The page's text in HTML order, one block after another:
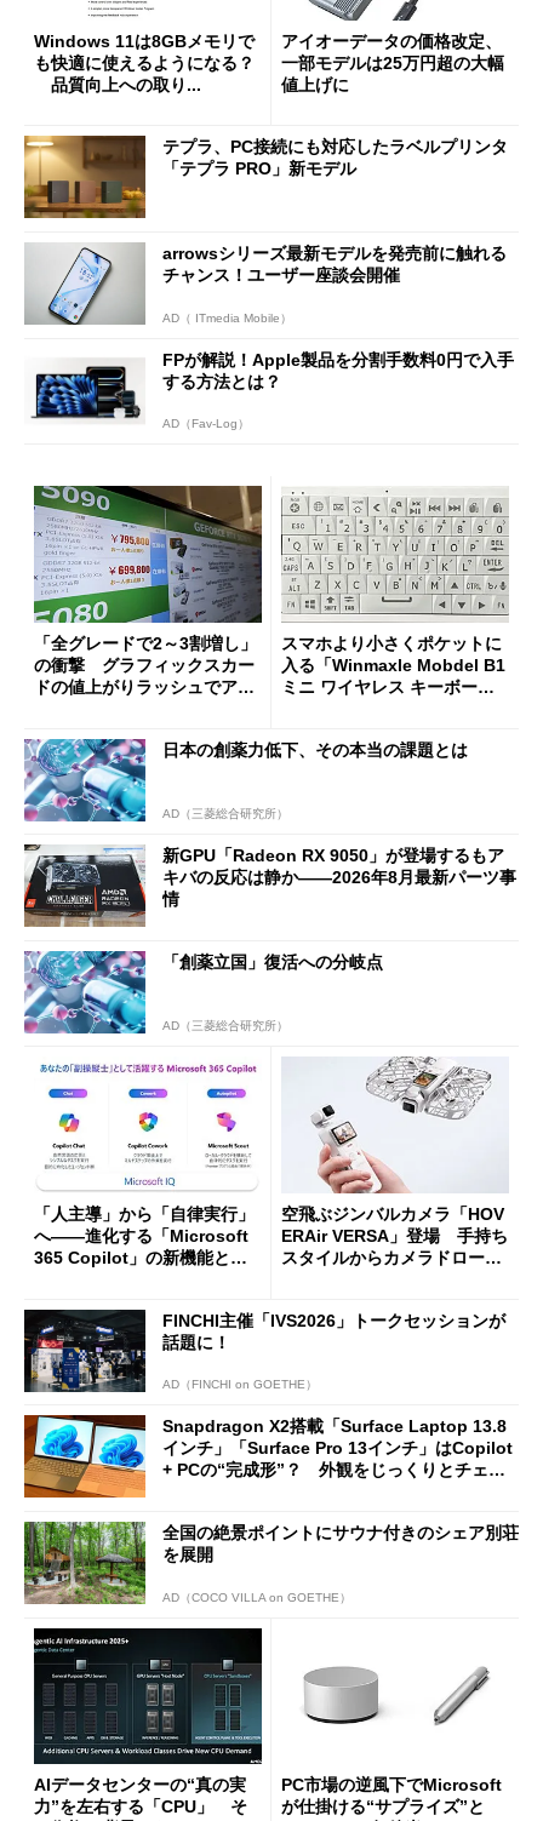
Windows 11は8GBメモリで
も快適に使えるようになる？
品質向上への取り...
アイオーデータの価格改定、
一部モデルは25万円超の大幅
値上げに
テプラ、PC接続にも対応したラベルプリンタ
「テプラ PRO」新モデル
arrowsシリーズ最新モデルを発売前に触れる
チャンス！ユーザー座談会開催
AD（ ITmedia Mobile）
FPが解説！Apple製品を分割手数料0円で入手
する方法とは？
AD（Fav-Log）
「全グレードで2～3割増し」
の衝撃 グラフィックスカー
ドの値上がりラッシュでアキ
スマホより小さくポケットに
入る「Winmaxle Mobdel B1
ミニ ワイヤレス キーボー
日本の創薬力低下、その本当の課題とは
AD（三菱総合研究所）
新GPU「Radeon RX 9050」が登場するもア
キバの反応は静か――2026年8月最新パーツ事
情
「創薬立国」復活への分岐点
AD（三菱総合研究所）
「人主導」から「自律実行」
へ――進化する「Microsoft
365 Copilot」の新機能とエ
空飛ぶジンバルカメラ「HOV
ERAir VERSA」登場 手持ち
スタイルからカメラドローン
FINCHI主催「IVS2026」トークセッションが
話題に！
AD（FINCHI on GOETHE）
Snapdragon X2搭載「Surface Laptop 13.8
インチ」「Surface Pro 13インチ」はCopilot
+ PCの“完成形”？ 外観をじっくりとチェッ
全国の絶景ポイントにサウナ付きのシェア別荘
を展開
AD（COCO VILLA on GOETHE）
AIデータセンターの“真の実
力”を左右する「CPU」 そ
PC市場の逆風下でMicrosoft
が仕掛ける“サプライズ”と